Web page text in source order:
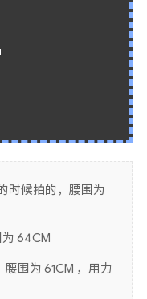
时候拍的，腰围为
为 64CM
围为 61CM ，用力